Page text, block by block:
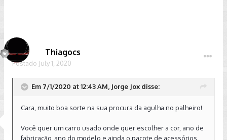
Thiagocs
Postado July 1, 2020
Em 7/1/2020 at 12:43 AM, Jorge Jox disse:
Cara, muito boa sorte na sua procura da agulha no palheiro!
Você quer um carro usado onde quer escolher a cor, ano de
fabricação, ano do modelo e ainda o pacote de acessórios